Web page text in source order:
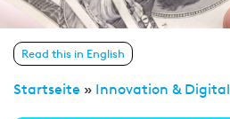
Read this in English
Startseite » Innovation & Digital